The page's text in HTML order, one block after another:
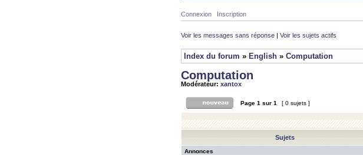
Connexion Inscription
Voir les messages sans réponse | Voir les sujets actifs
Index du forum » English » Computation
Computation
Modérateur: xantox
Page 1 sur 1 [ 0 sujets ]
Sujets
Annonces